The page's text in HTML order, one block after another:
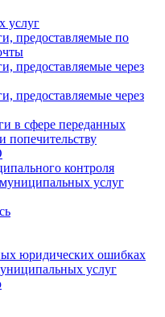
услуг
предоставляемые по
предоставляемые через
предоставляемые через
в сфере переданных
попечительству
контроля
услуг
юридических ошибках
услуг